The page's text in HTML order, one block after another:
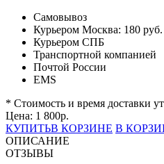
Самовывоз
Курьером Москва: 180 руб.
Курьером СПБ
Транспортной компанией
Почтой России
EMS
* Стоимость и время доставки
Цена: 1 800р.
КУПИТЬВ КОРЗИНЕ В
ОПИСАНИЕ
ОТЗЫВЫ